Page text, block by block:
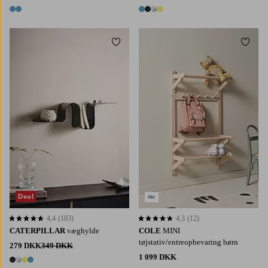
2 farver 4 farver
CATERPILLAR væghylde
279 DKK349 DKK
4 farver
4,4 baseret på 103 bedømmelser
4,4 (103)
Deal
Tilføj til favoritter
COLE MINI
tøjstativ/entreopbevaring børn
1 099 DKK
4,3 baseret på 12 bedømmelser
4,3 (12)
Tilføj